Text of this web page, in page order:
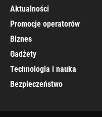
Aktualności
Promocje operatorów
Biznes
Gadżety
Technologia i nauka
Bezpieczeństwo